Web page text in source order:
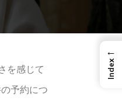
を感じて
予約につ
←
Index